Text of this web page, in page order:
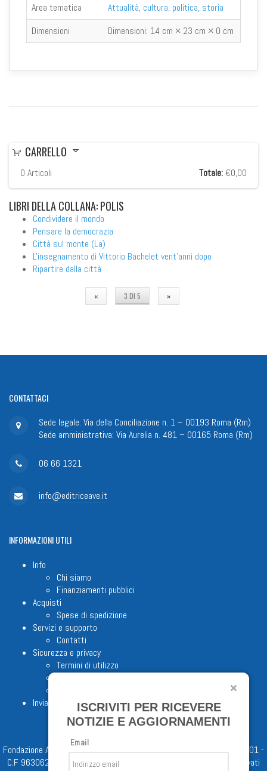
Area tematica
Attualità, cultura, politica, storia
Dimensioni
Dimensioni: 14 cm × 23 cm × 0 cm
CARRELLO
0 Articoli Totale: €0,00
LIBRI DELLA COLLANA: POLIS
Condividere il mondo
Pensare la democrazia
Città sul monte (La)
L'insegnamento di Vittorio Bachelet vent'anni dopo
Ripartire dalla città
« 3 DI 5 »
CONTATTACI
Sede legale: Via della Conciliazione n. 1 – 00193 Roma (Rm)
Sede amministrativa: Via Aurelia n. 481 – 00165 Roma (Rm)
06 66 1321
info@editriceave.it
INFORMAZIONIUTILI
Info
Chi siamo
Finanziamenti pubblici
Acquisti
Spese di spedizione
Servizi e supporto
Contatti
Sicurezza e privacy
Termini di utilizzo
Invia proposta editoriale
Fondazione Apostolicam Actuositatem ETS © 2023 - P.I. 05398481001 -
C.F 96306220581 - REA 888781 del 23/02/98 - Tutti i diritti riservati
ISCRIVITI PER RICEVERE
NOTIZIE E AGGIORNAMENTI
Email